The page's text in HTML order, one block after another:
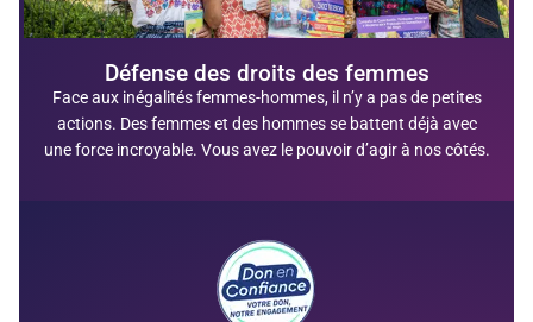
Défense des droits des femmes
Face aux inégalités femmes-hommes, il n’y a pas de petites
actions. Des femmes et des hommes se battent déjà avec
une force incroyable. Vous avez le pouvoir d’agir à nos côtés.